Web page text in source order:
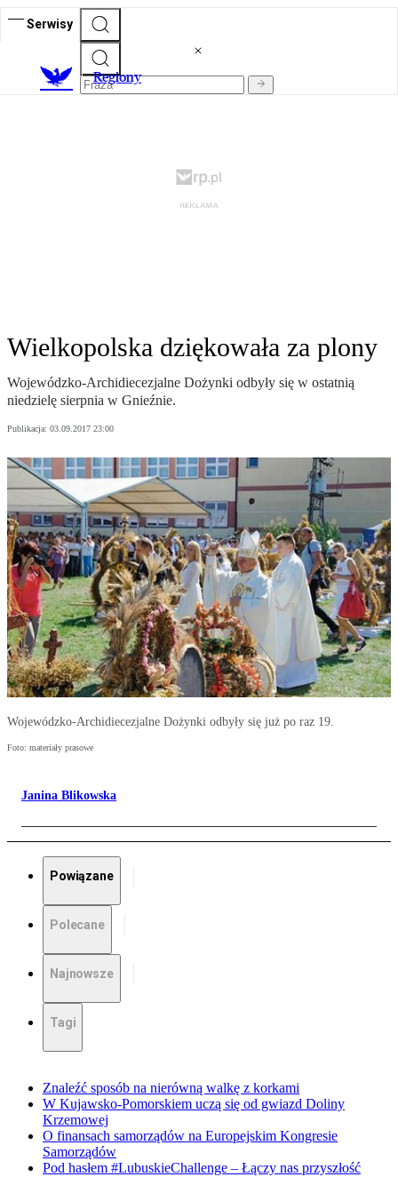
Serwisy
Regiony
Wielkopolska dziękowała za plony
Wojewódzko-Archidiecezjalne Dożynki odbyły się w ostatnią
niedzielę sierpnia w Gnieźnie.
Publikacja: 03.09.2017 23:00
Wojewódzko-Archidiecezjalne Dożynki odbyły się już po raz 19.
Foto: materiały prasowe
Janina Blikowska
Powiązane
Polecane
Najnowsze
Tagi
Znaleźć sposób na nierówną walkę z korkami
W Kujawsko-Pomorskiem uczą się od gwiazd Doliny
Krzemowej
O finansach samorządów na Europejskim Kongresie
Samorządów
Pod hasłem #LubuskieChallenge – Łączy nas przyszłość